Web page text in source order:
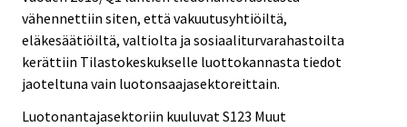
vähennettiin siten, että vakuutusyhtiöiltä,
eläkesäätiöiltä, valtiolta ja sosiaaliturvarahastoilta
kerättiin Tilastokeskukselle luottokannasta tiedot
jaoteltuna vain luotonsaajasektoreittain.
Luotonantajasektoriin kuuluvat S123 Muut